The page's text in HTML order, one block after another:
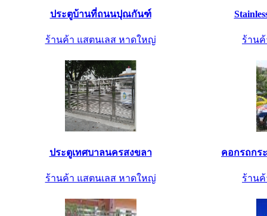
ประตูบ้านที่ถนนปุณกันฑ์
ร้านค้า แสตนเลส หาดใหญ่ ร้านค้
ประตูเทศบาลนครสงขลา
ร้านค้า แสตนเลส หาดใหญ่
คอกรถกร
ร้านค้